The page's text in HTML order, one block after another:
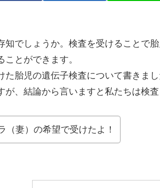
知でしょうか。検査を受けることで
とができます。
た胎児の遺伝子検査について書きま
が、結論から言いますと私たちは検
（妻）の希望で受けたよ！